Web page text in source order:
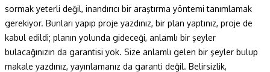
sormak yeterli değil, inandırıcı bir araştırma yöntemi tanımlamak
gerekiyor. Bunları yapıp proje yazdınız, bir plan yaptınız, proje de
kabul edildi; planın yolunda gideceği, anlamlı bir şeyler
bulacağınızın da garantisi yok. Size anlamlı gelen bir şeyler bulup
makale yazdınız, yayınlamanız da garanti değil. Belirsizlik,